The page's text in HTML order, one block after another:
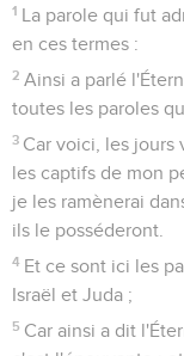
1 La parole qui fut
en ces termes :
2 Ainsi a parlé
toutes les paroles
3 Car voici, les jours
les captifs de mon
je les ramènerai
ils le posséderont.
4 Et ce sont ici les
Israël et Juda ;
5 Car ainsi a dit